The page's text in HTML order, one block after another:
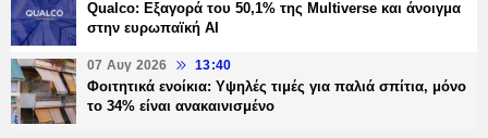
Qualco: Εξαγορά του 50,1% της Multiverse και άνοιγμα
στην ευρωπαϊκή AI
07 Αυγ 2026 13:40
Φοιτητικά ενοίκια: Υψηλές τιμές για παλιά σπίτια, μόνο
το 34% είναι ανακαινισμένο